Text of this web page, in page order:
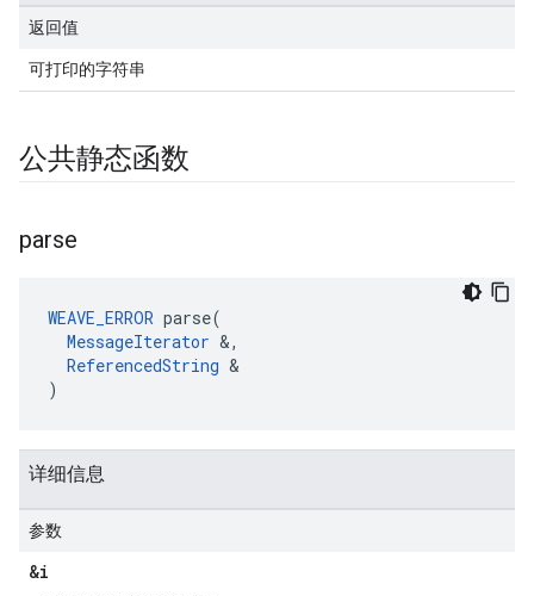
返回值
可打印的字符串
公共静态函数
parse
WEAVE_ERROR parse(
MessageIterator &,
ReferencedString &
)
详细信息
参数
&i